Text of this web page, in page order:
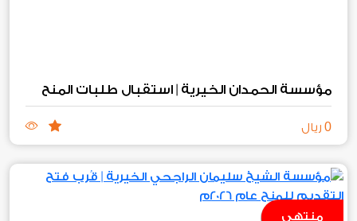
مؤسسة الحمدان الخيرية | استقبال طلبات المنح
0 ريال
منتهي